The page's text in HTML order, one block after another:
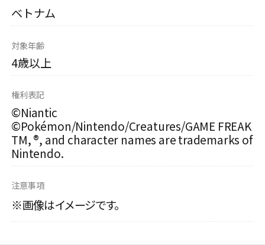
ベトナム
対象年齢
4歳以上
権利表記
©Niantic
©Pokémon/Nintendo/Creatures/GAME FREAK
TM, ®, and character names are trademarks of
Nintendo.
注意事項
※画像はイメージです。